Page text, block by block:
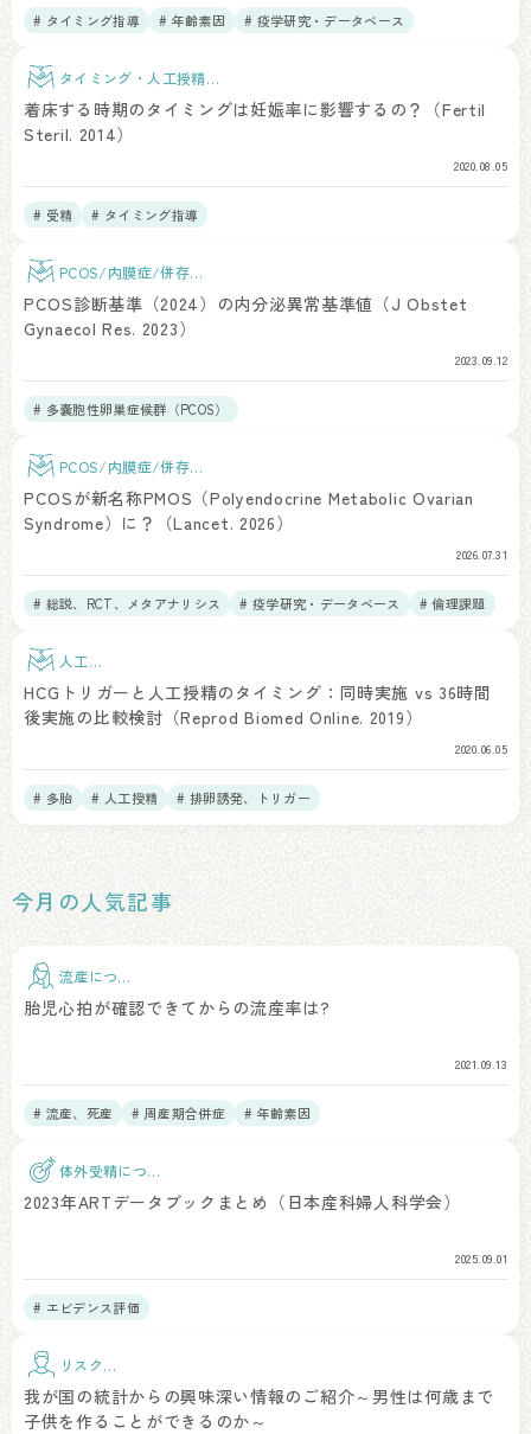
# タイミング指導 # 年齢素因 # 疫学研究・データベース
タイミング・人工授精治
療
着床する時期のタイミングは妊娠率に影響するの？（Fertil
Steril. 2014）
2020.08.05
# 受精 # タイミング指導
PCOS/内膜症/併存疾
PCOS診断基準（2024）の内分泌異常基準値（J Obstet
Gynaecol Res. 2023）
2023.09.12
# 多嚢胞性卵巣症候群（PCOS）
PCOS/内膜症/併存疾
PCOSが新名称PMOS（Polyendocrine Metabolic Ovarian
Syndrome）に？（Lancet. 2026）
2026.07.31
# 総説、RCT、メタアナリシス # 疫学研究・データベース
# 倫理課題
人工授
HCGトリガーと人工授精のタイミング：同時実施 vs 36時間
後実施の比較検討（Reprod Biomed Online. 2019）
2020.06.05
# 多胎 # 人工授精 # 排卵誘発、トリガー
今月の人気記事
流産につい
胎児心拍が確認できてからの流産率は?
2021.09.13
# 流産、死産 # 周産期合併症 # 年齢素因
体外受精につい
て
2023年ARTデータブックまとめ（日本産科婦人科学会）
2025.09.01
# エビデンス評価
リスク因
我が国の統計からの興味深い情報のご紹介～男性は何歳まで
子供を作ることができるのか～